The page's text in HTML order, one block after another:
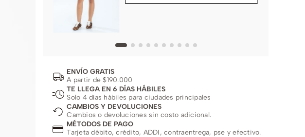
ENVÍO GRATIS
A partir de $190.000
TE LLEGA EN 6 DÍAS HÁBILES
Solo 4 días hábiles para ciudades principales
CAMBIOS Y DEVOLUCIONES
Cambios o devoluciones sin costo adicional.
MÉTODOS DE PAGO
Tarjeta débito, crédito, ADDI, contraentrega, pse y efectivo.